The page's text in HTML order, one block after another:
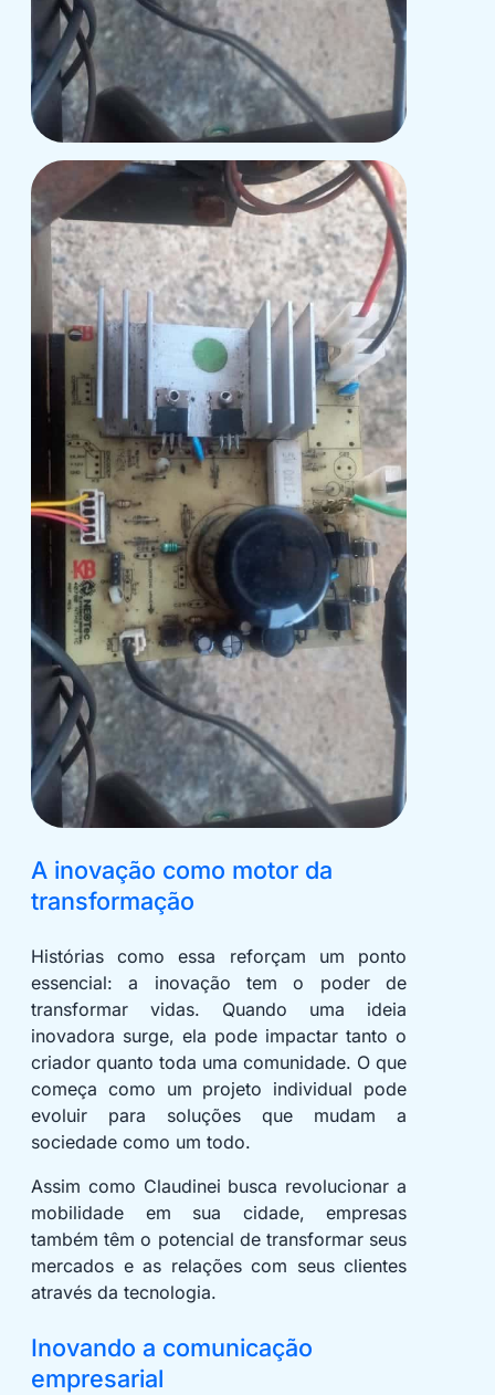
A inovação como motor da
transformação
Histórias como essa reforçam um ponto
essencial: a inovação tem o poder de
transformar vidas. Quando uma ideia
inovadora surge, ela pode impactar tanto o
criador quanto toda uma comunidade. O que
começa como um projeto individual pode
evoluir para soluções que mudam a
sociedade como um todo.
Assim como Claudinei busca revolucionar a
mobilidade em sua cidade, empresas
também têm o potencial de transformar seus
mercados e as relações com seus clientes
através da tecnologia.
Inovando a comunicação
empresarial